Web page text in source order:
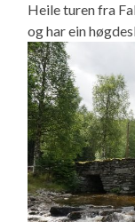
Heile turen fra
og har ein